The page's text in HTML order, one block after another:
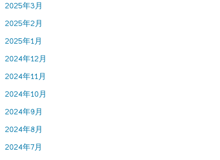
2025年3月
2025年2月
2025年1月
2024年12月
2024年11月
2024年10月
2024年9月
2024年8月
2024年7月